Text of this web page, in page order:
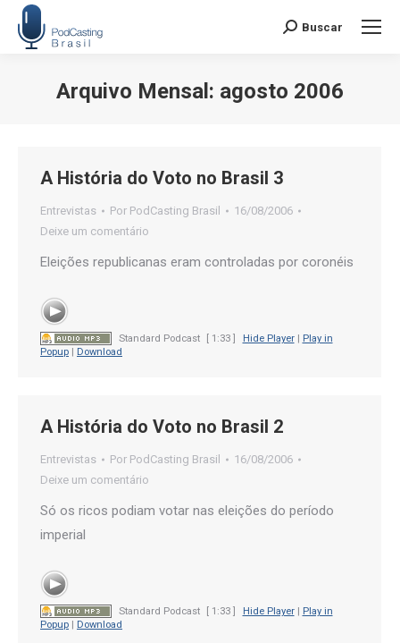
Search:
Buscar
Arquivo Mensal: agosto 2006
A História do Voto no Brasil 3
Entrevistas Por PodCasting Brasil
16/08/2006
Deixe um comentário
Eleições republicanas eram controladas por coronéis
Standard Podcast [ 1:33 ] Hide Player| Play in
Popup
Download
A História do Voto no Brasil 2
Entrevistas Por PodCasting Brasil
16/08/2006
Deixe um comentário
Só os ricos podiam votar nas eleições do período
imperial
Standard Podcast [ 1:33 ] Hide Player| Play in
Popup
Download